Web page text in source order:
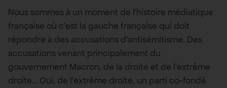
Nous sommes à un moment de l’histoire médiatique
française où c’est la gauche française qui doit
répondre à des accusations d’antisémitisme. Des
accusations venant principalement du
gouvernement Macron, de la droite et de l’extrême
droite… Oui, de l’extrême droite, un parti co-fondé